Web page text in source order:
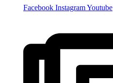
Facebook InstagramYoutube